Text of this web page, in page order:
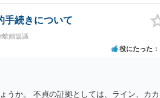
手続きについて
離婚協議
役にたった
うか。 不貞の証拠としては、ライン、カカ